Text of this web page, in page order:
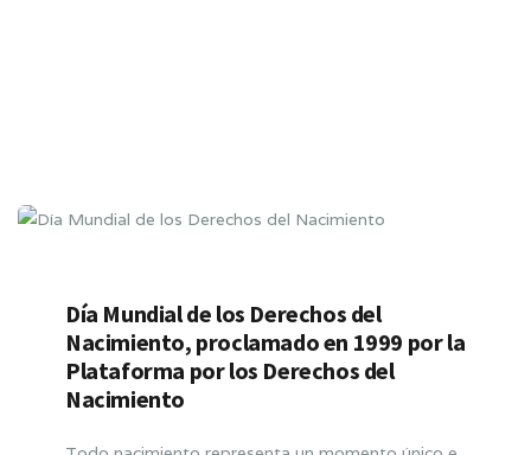
Día Mundial de los Derechos del
Nacimiento, proclamado en 1999 por la
Plataforma por los Derechos del
Nacimiento